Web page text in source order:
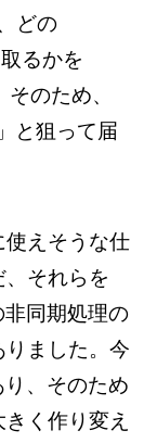
どの
るかを
のため、
と狙って届
えそうな仕
それらを
同期処理の
ました。今
、そのため
く作り変え